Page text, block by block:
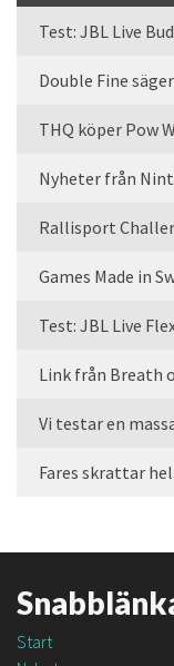
Test: JBL Live
Double Fine
THQ köper Pow
Nyheter från
Rallisport
Test: JBL Live
Link från Breath
Vi testar en
Fares skrattar
Start